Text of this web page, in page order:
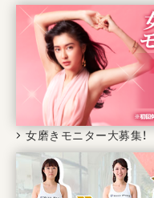
女磨きモニター大募集！